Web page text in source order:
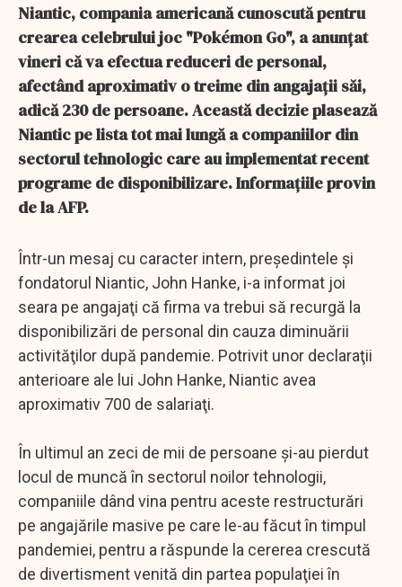
Niantic, compania americană cunoscută pentru
crearea celebrului joc "Pokémon Go", a anunțat
vineri că va efectua reduceri de personal,
afectând aproximativ o treime din angajații săi,
adică 230 de persoane. Această decizie plasează
Niantic pe lista tot mai lungă a companiilor din
sectorul tehnologic care au implementat recent
programe de disponibilizare. Informațiile provin
de la AFP.
Într-un mesaj cu caracter intern, preşedintele şi
fondatorul Niantic, John Hanke, i-a informat joi
seara pe angajaţi că firma va trebui să recurgă la
disponibilizări de personal din cauza diminuării
activităţilor după pandemie. Potrivit unor declaraţii
anterioare ale lui John Hanke, Niantic avea
aproximativ 700 de salariaţi.
În ultimul an zeci de mii de persoane şi-au pierdut
locul de muncă în sectorul noilor tehnologii,
companiile dând vina pentru aceste restructurări
pe angajările masive pe care le-au făcut în timpul
pandemiei, pentru a răspunde la cererea crescută
de divertisment venită din partea populaţiei în